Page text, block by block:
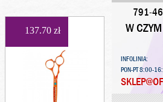
137.70 zł W
INFOLINIA:
791-
PON-PT 8:00-